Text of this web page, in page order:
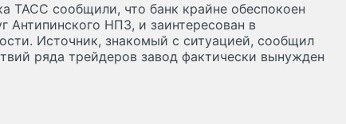
ТАСС сообщили, что банк крайне обеспокоен
Антипинского НПЗ, и заинтересован в
Источник, знакомый с ситуацией, сообщил
ряда трейдеров завод фактически вынужден